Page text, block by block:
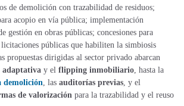
de demolición con trazabilidad de residuos;
acopio en vía pública; implementación
gestión en obras públicas; concesiones para
públicas que habiliten la simbiosis
propuestas dirigidas al sector privado abarcan
adaptativa y el flipping inmobiliario , hasta la
demolición , las auditorías previas , y el
de valorización para la trazabilidad y el reuso